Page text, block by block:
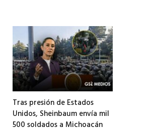
Tras presión de Estados
Unidos, Sheinbaum envía mil
500 soldados a Michoacán